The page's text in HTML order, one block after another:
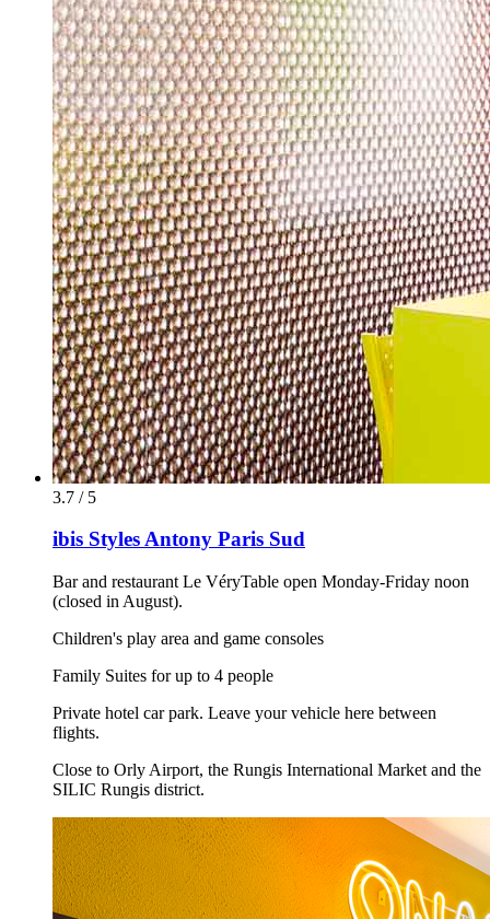
3.7 / 5
ibis Styles Antony Paris Sud
Bar and restaurant Le VéryTable open Monday-Friday noon
(closed in August).
Children's play area and game consoles
Family Suites for up to 4 people
Private hotel car park. Leave your vehicle here between
flights.
Close to Orly Airport, the Rungis International Market and the
SILIC Rungis district.